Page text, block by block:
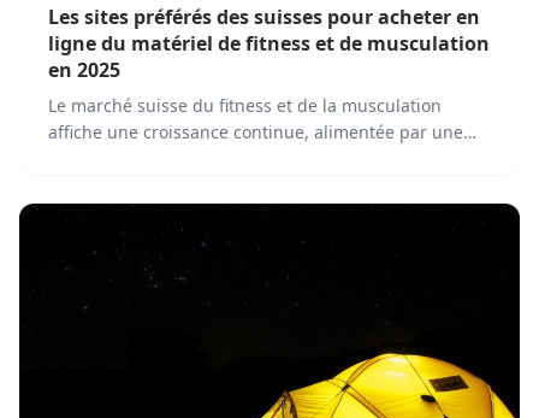
Les sites préférés des suisses pour acheter en
ligne du matériel de fitness et de musculation
en 2025
Le marché suisse du fitness et de la musculation
affiche une croissance continue, alimentée par une